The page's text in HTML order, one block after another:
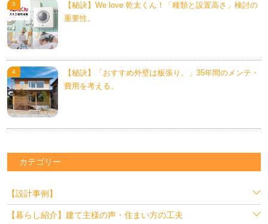
【秘訣】We love 乾太くん！「種類と設置高さ」検討の
重要性。
【秘訣】「おすすめ外壁は板張り。」35年間のメンテ・
費用を考える。
カテゴリー
【設計事例】
【暮らし紹介】建て主様の声・住まい方の工夫